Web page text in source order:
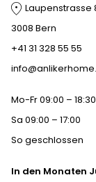
Laupenstrasse
3008 Bern
+41 31 328 55 55
Mo-Fr 09:00 – 18:30
Sa 09:00 – 17:00
So geschlossen
In den Monaten